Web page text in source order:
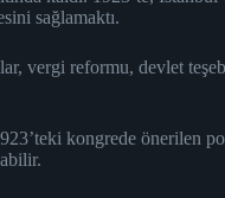
sağlamaktı.
vergi reformu, devlet
kongrede önerilen